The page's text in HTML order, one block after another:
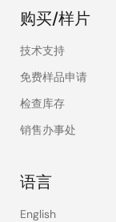
购买/样片
技术支持
免费样品申请
检查库存
销售办事处
语言
English